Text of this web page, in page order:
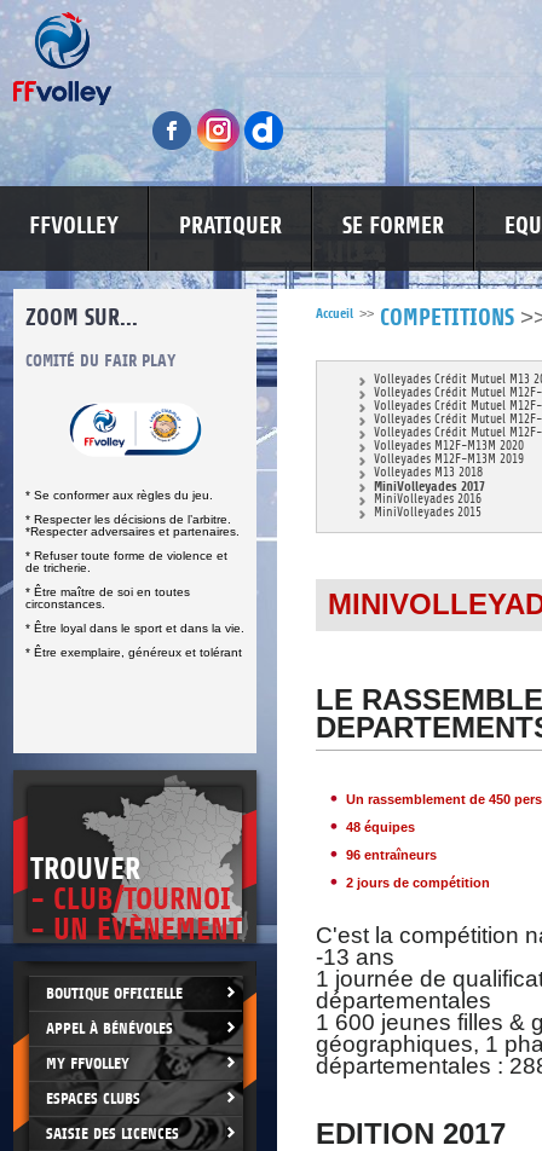
FFVOLLEY PRATIQUER SE FORMER
ZOOM SUR...
COMITÉ DU FAIR PLAY
* Se conformer aux règles du jeu.
* Respecter les décisions de l’arbitre.
*Respecter adversaires et partenaires.
* Refuser toute forme de violence et
de tricherie.
* Être maître de soi en toutes
circonstances.
* Être loyal dans le sport et dans la vie.
* Être exemplaire, généreux et tolérant
LUTTE CONTRE LES VIOLENCES MA PETITE
TROUVER
- CLUB/TOURNOI
- UN EVÈNEMENT
BOUTIQUE OFFICIELLE
APPEL À BÉNÉVOLES
MY FFVOLLEY
ESPACES CLUBS
SAISIE DES LICENCES
Accueil >> COMPETITIONS
Volleyades Crédit Mutuel M13
Volleyades Crédit Mutuel M12F-
Volleyades Crédit Mutuel M12F-
Volleyades Crédit Mutuel M12F-
Volleyades Crédit Mutuel M12F-
Volleyades M12F-M13M 2020
Volleyades M12F-M13M 2019
Volleyades M13 2018
MiniVolleyades 2017
MiniVolleyades 2016
MiniVolleyades 2015
LE
Un rassemblement de 450
48 équipes
96 entraîneurs
2 jours de compétition
C'est la compétition
-13 ans
1 journée de
départementales
1 600 jeunes filles &
géographiques, 1
départementales :
EDITION 2017